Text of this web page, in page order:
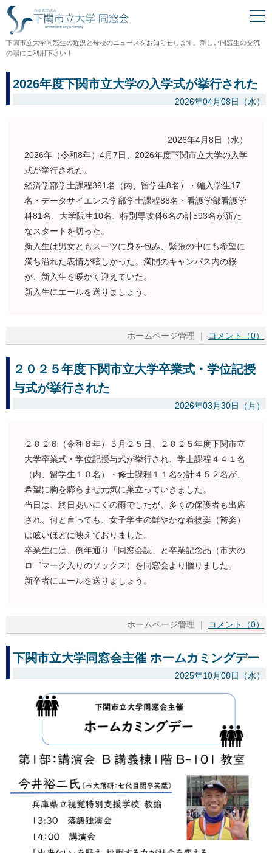
下関市立大学同窓生の近況と母校のニュースをお知らせします。新しい同窓生の交流
の場にご利用下さい！
2026年度下関市立大学の入学式が挙行された
2026年04月08日（水）
2026年4月8日（水）
2026年（令和8年）4月7日、2026年度下関市立大学の入学
式が挙行された。
経済学部学士課程391名（内、留学生8名）・編入学生17
名・データサイエンス学部学士課程88名・看護学部看護学
科81名、大学院生10名、特別専攻科6名の計593名が新た
なスタートを切った。
新入生は男女ともスーツに身を包み、緊張の中にも希望に
満ち溢れた表情が眩しかった。満開のキャンパス内の桜
が、新入生を暖かく迎えていた。
新入生にエールを送りましょう。
ホームページ管理 ｜ コメント（0）
２０２５年度下関市立大学卒業式・学位記授
与式が挙行された
2026年03月30日（月）
２０２６（令和８年）３月２５日、２０２５年度下関市立
大学卒業式・学位記授与式が挙行され、学士課程４４１名
（内、留学生１０名）・修士課程１１名の計４５２名が、
希望に胸を膨らませ元気に巣立っていきました。
当日は、終日あいにくの雨でしたが、多くの保護者も出席
され、何と言っても、女子学生の鮮やかな着物姿（袴姿）
は眩いほどに映えておりました。
卒業生には、例年通り「同窓会誌」と卒業記念品（市大の
ロゴマーク入りのソックス）を同窓会より贈りました。
新卒者にエールを送りましょう。
ホームページ管理 ｜ コメント（0）
下関市立大学同窓会主催 ホームカミングデー
2025年10月08日（水）